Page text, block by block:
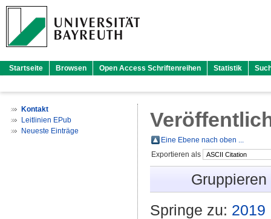
Startseite Browsen Open Access Schriftenreihen Statistik
Kontakt
Leitlinien EPub
Neueste Einträge
Eine Ebene nach oben ...
Exportieren als
Springe zu: 2019